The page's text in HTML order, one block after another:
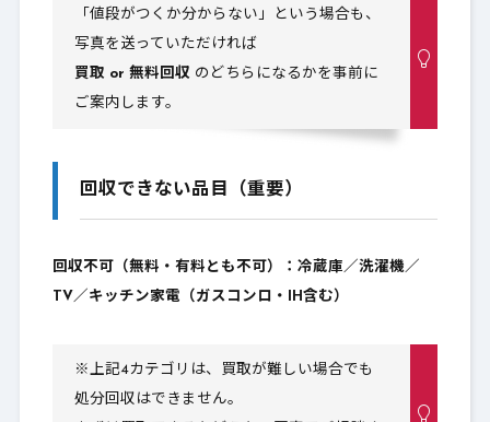
5-2.当社の強み｜現場回収＋廃棄物もまとめて無
料回収
5-3.
立ち合い無し回収をご希望の場合
6.
高価買取できる理由（売れ残り0の仕組み）
「値段がつくか分からない」という場合も、
写真を送っていただければ
買取 or 無料回収のどちらになるかを事前に
ご案内します。
回収できない品目（重要）
回収不可（無料・有料とも不可）：冷蔵庫／洗濯機／
TV／キッチン家電（ガスコンロ・IH含む）
※上記4カテゴリは、買取が難しい場合でも
処分回収はできません。